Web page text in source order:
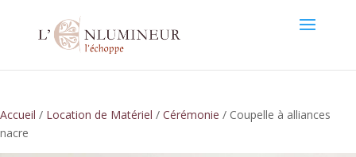
Accueil / Location de Matériel / Cérémonie / Coupelle à alliances
nacre